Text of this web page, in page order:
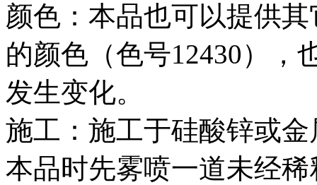
颜色：本品也可以提供
的颜色（色号12430），
发生变化。
施工：施工于硅酸锌或
本品时先雾喷一道未经